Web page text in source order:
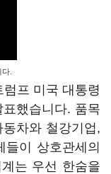
.
프 미국 대통령
했습니다. 품목
차와 철강기업,
이 상호관세의
는 우선 한숨을